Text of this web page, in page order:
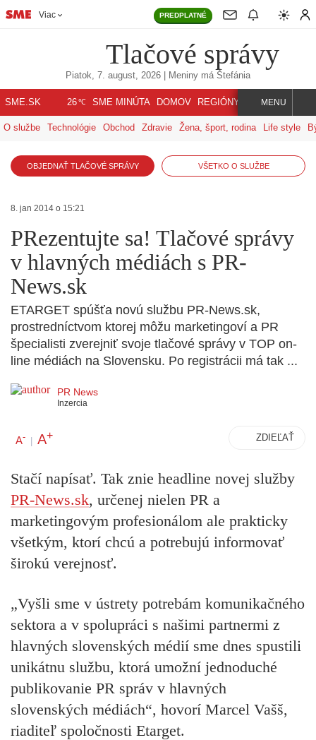
Viac PREDPLATNÉ
Tlačové správy
Piatok, 7. august, 2026 | Meniny má Štefánia
SME.SK 26℃ SME MINÚTA DOMOV REGIÓNY INDEX SVET
MENU
O službe Technológie Obchod Zdravie Žena, šport, rodina Life style
OBJEDNAŤ TLAČOVÉ SPRÁVY VŠETKO O SLUŽBE
8. jan 2014 o 15:21
PRezentujte sa! Tlačové správy
v hlavných médiách s PR-
News.sk
ETARGET spúšťa novú službu PR-News.sk,
prostredníctvom ktorej môžu marketingoví a PR
špecialisti zverejniť svoje tlačové správy v TOP on-
line médiách na Slovensku. Po registrácii má tak ...
PR News
Inzercia
A- | A+ ZDIEĽAŤ
Stačí napísať. Tak znie headline novej služby
PR-News.sk, určenej nielen PR a
marketingovým profesionálom ale prakticky
všetkým, ktorí chcú a potrebujú informovať
širokú verejnosť.
„Vyšli sme v ústrety potrebám komunikačného
sektora a v spolupráci s našimi partnermi z
hlavných slovenských médií sme dnes spustili
unikátnu službu, ktorá umožní jednoduché
publikovanie PR správ v hlavných
slovenských médiách“, hovorí Marcel Vašš,
riaditeľ spoločnosti Etarget.